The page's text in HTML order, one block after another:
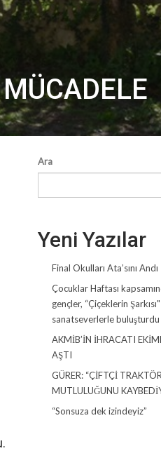
Ara
Yeni Yazılar
Final Okulları Ata’sını Andı
Çocuklar Haftası
gençler, “Çiçeklerin
sanatseverlerle buluşturdu
AKMİB’İN İHRACATI
AŞTI
GÜRER: “ÇİFTÇİ
MUTLULUĞUNU
“Sonsuza dek izindeyiz”